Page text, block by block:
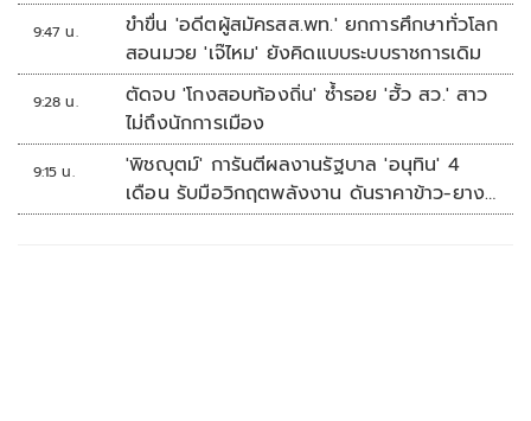
9:47 น.
ขำขื่น 'อดีตผู้สมัครสส.พท.' ยกการศึกษาทั่วโลก
สอนมวย 'เจ๊ไหม' ยังคิดแบบระบบราชการเดิม
9:28 น.
ตัดจบ 'โกงสอบท้องถิ่น' ซ้ำรอย 'ฮั้ว สว.' สาว
ไม่ถึงนักการเมือง
9:15 น.
'พิชญุตม์' การันตีผลงานรัฐบาล 'อนุทิน' 4
เดือน รับมือวิกฤตพลังงาน ดันราคาข้าว-ยาง-
ปาล์ม พุ่งต่อเนื่อง พร้อมอัดมาตรการช่วยลด